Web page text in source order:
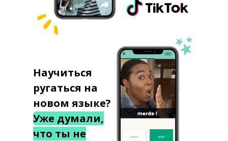
Научиться
ругаться на
новом языке?
Уже думали,
что ты не